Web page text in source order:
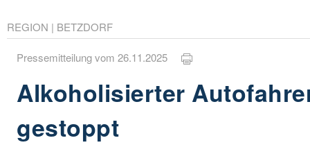
REGION | BETZDORF
Pressemitteilung vom 26.11.2025
Alkoholisierter
gestoppt